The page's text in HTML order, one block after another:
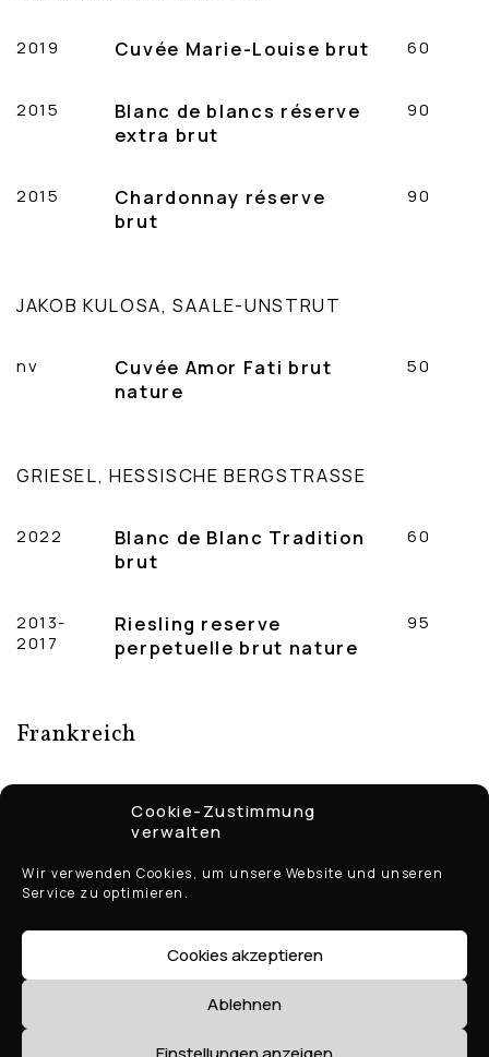
Cookie-Zustimmung
verwalten
Wir verwenden Cookies, um unsere Website und unseren
Service zu optimieren.
Cookies akzeptieren
Ablehnen
2019 Cuvée Marie-Louise brut 60
2015
Blanc de blancs réserve
extra brut
90
2015
Chardonnay réserve
brut
90
JAKOB KULOSA, SAALE-UNSTRUT
nv
Cuvée Amor Fati brut
nature
50
GRIESEL, HESSISCHE BERGSTRASSE
2022
Blanc de Blanc Tradition
brut
60
2013-
2017
Riesling reserve
perpetuelle brut nature
95
Frankreich
BRUNO BIENAIME, JURA
2022
Crémant – Bulle d‘
120
FRÉDÉRIC COSSARD, BOURGOGNE